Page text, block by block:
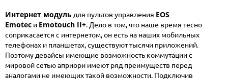
Интернет модуль для пультов управления EOS
Emotec и Emotouch II+. Дело в том, что наше время тесно
соприкасается с интернетом, он есть на наших мобильных
телефонах и планшетах, существуют тысячи приложений.
Поэтому девайсы имеющие возможность коммутации с
мировой сетью априори имеют ряд преимуществ перед
аналогами не имеющих такой возможности. Подключив